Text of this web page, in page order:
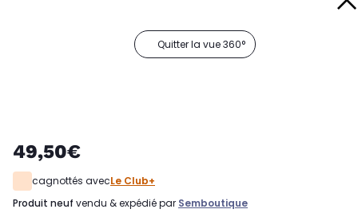
Quitter la vue 360°
49,50€
cagnottés avecLe Club+
produit neuf vendu & expédié par Semboutique